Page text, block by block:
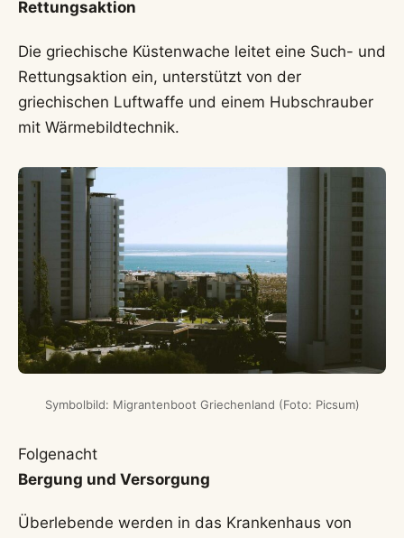
Rettungsaktion
Die griechische Küstenwache leitet eine Such- und
Rettungsaktion ein, unterstützt von der
griechischen Luftwaffe und einem Hubschrauber
mit Wärmebildtechnik.
Symbolbild: Migrantenboot Griechenland (Foto: Picsum)
Folgenacht
Bergung und Versorgung
Überlebende werden in das Krankenhaus von